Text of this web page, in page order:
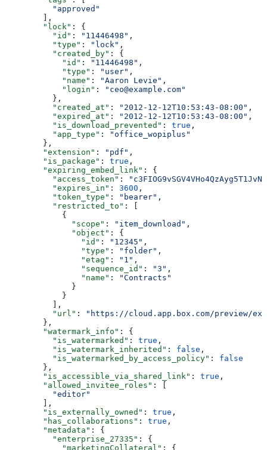
          "approved"
        ],
        "lock"
: {
          "id"
: "11446498" ,
          "type"
: "lock" ,
          "created_by"
: {
            "id"
: "11446498" ,
            "type"
: "user" ,
            "name"
: "Aaron Levie" ,
            "login"
:
"ceo@example.com"
          },
          "created_at"
: "2012-12-12T10:53:43-08:00" ,
          "expired_at"
: "2012-12-12T10:53:43-08:00" ,
          "is_download_prevented"
: true ,
          "app_type"
:
"office_wopiplus"
        },
        "extension"
: "pdf" ,
        "is_package"
: true ,
        "expiring_embed_link"
: {
          "access_token"
:
          "expires_in"
: 3600 ,
          "token_type"
: "bearer" ,
          "restricted_to"
: [
            {
              "scope"
: "item_download" ,
              "object"
: {
                "id"
: "12345" ,
                "type"
: "folder" ,
                "etag"
: "1" ,
                "sequence_id"
: "3" ,
                "name"
:
"Contracts"
              }
            }
          ],
          "url"
:
"https://cloud.app.box.com/preview/
        },
        "watermark_info"
: {
          "is_watermarked"
: true ,
          "is_watermark_inherited"
: false ,
          "is_watermarked_by_access_policy"
: false
        },
        "is_accessible_via_shared_link"
: true ,
        "allowed_invitee_roles"
: [
          "editor"
        ],
        "is_externally_owned"
: true ,
        "has_collaborations"
: true ,
        "metadata"
: {
          "enterprise_27335"
: {
            "marketingCollateral"
: {